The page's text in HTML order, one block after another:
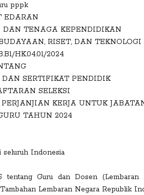
EDARAN
DAN TENAGA KEPENDIDIKAN
RISET, DAN TEKNOLOGI
HK.04.01/2024
SERTIFIKAT PENDIDIK
SELEKSI
KERJA UNTUK
TAHUN 2024
seluruh Indonesia
Guru dan Dosen (Lembaran
Lembaran Negara Republik